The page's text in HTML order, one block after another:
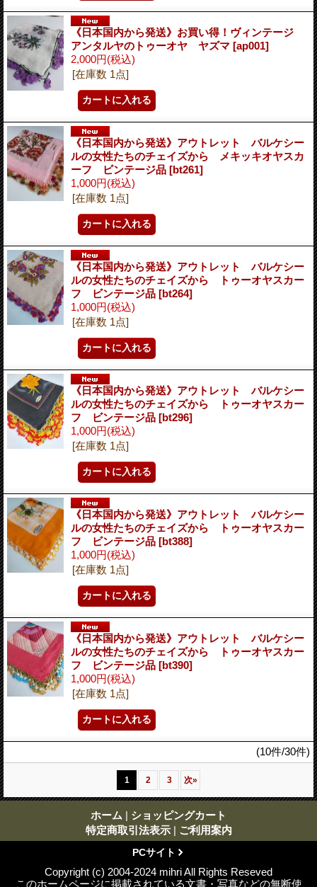
《日本国内から発送》お買い得！ヴィンテージ
アンタルヤのトゥーオヤ ヤズマ [ap001]
2,000円(税込)
[在庫数 1点]
《日本国内から発送》アウトレット バルケシー
ルの女性たちのチェイズから メキッキオヤスカ
ーフ ビンテージ品 [bt261]
1,000円(税込)
[在庫数 1点]
《日本国内から発送》アウトレット バルケシー
ルの女性たちのチェイズから トゥーオヤスカー
フ ビンテージ品 [bt264]
1,000円(税込)
[在庫数 1点]
《日本国内から発送》アウトレット バルケシー
ルの女性たちのチェイズから トゥーオヤスカー
フ ビンテージ品 [bt296]
1,000円(税込)
[在庫数 1点]
《日本国内から発送》アウトレット バルケシー
ルの女性たちのチェイズから トゥーオヤスカー
フ ビンテージ品 [bt388]
1,000円(税込)
[在庫数 1点]
《日本国内から発送》アウトレット バルケシー
ルの女性たちのチェイズから トゥーオヤスカー
フ ビンテージ品 [bt390]
1,000円(税込)
[在庫数 1点]
(10件/30件)
1 2 3 次»
ホーム | ショッピングカート
特定商取引法表示 | ご利用案内
PCサイト
Copyright (c) 2004-2024 mihri All Rights Reseved
このホームページに掲載されている文書・写真などの無断使